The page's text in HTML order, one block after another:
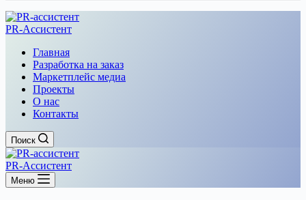
PR-Ассистент
Главная
Разработка на заказ
Маркетплейс медиа
Проекты
О нас
Контакты
Поиск
PR-Ассистент
Меню